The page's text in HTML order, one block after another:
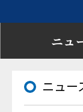
ニュ
ニュー